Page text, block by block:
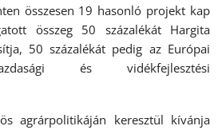
összesen 19 hasonló projekt kap
összeg 50 százalékát Hargita
50 százalékát pedig az Európai
és vidékfejlesztési
agrárpolitikáján keresztül kívánja